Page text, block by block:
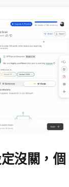
沒關，個